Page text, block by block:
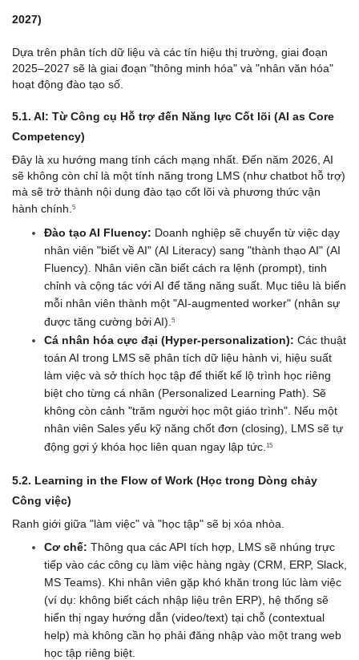
2027)
Dựa trên phân tích dữ liệu và các tín hiệu thị trường, giai đoạn
2025–2027 sẽ là giai đoạn "thông minh hóa" và "nhân văn hóa"
hoạt động đào tạo số.
5.1. AI: Từ Công cụ Hỗ trợ đến Năng lực Cốt lõi (AI as Core
Competency)
Đây là xu hướng mang tính cách mạng nhất. Đến năm 2026, AI
sẽ không còn chỉ là một tính năng trong LMS (như chatbot hỗ trợ)
mà sẽ trở thành nội dung đào tạo cốt lõi và phương thức vận
hành chính. 5
Đào tạo AI Fluency: Doanh nghiệp sẽ chuyển từ việc dạy
nhân viên "biết về AI" (AI Literacy) sang "thành thạo AI" (AI
Fluency). Nhân viên cần biết cách ra lệnh (prompt), tinh
chỉnh và cộng tác với AI để tăng năng suất. Mục tiêu là biến
mỗi nhân viên thành một "AI-augmented worker" (nhân sự
được tăng cường bởi AI). 5
Cá nhân hóa cực đại (Hyper-personalization): Các thuật
toán AI trong LMS sẽ phân tích dữ liệu hành vi, hiệu suất
làm việc và sở thích học tập để thiết kế lộ trình học riêng
biệt cho từng cá nhân (Personalized Learning Path). Sẽ
không còn cảnh "trăm người học một giáo trình". Nếu một
nhân viên Sales yếu kỹ năng chốt đơn (closing), LMS sẽ tự
động gợi ý khóa học liên quan ngay lập tức. 15
5.2. Learning in the Flow of Work (Học trong Dòng chảy
Công việc)
Ranh giới giữa "làm việc" và "học tập" sẽ bị xóa nhòa.
Cơ chế: Thông qua các API tích hợp, LMS sẽ nhúng trực
tiếp vào các công cụ làm việc hàng ngày (CRM, ERP, Slack,
MS Teams). Khi nhân viên gặp khó khăn trong lúc làm việc
(ví dụ: không biết cách nhập liệu trên ERP), hệ thống sẽ
hiển thị ngay hướng dẫn (video/text) tại chỗ (contextual
help) mà không cần họ phải đăng nhập vào một trang web
học tập riêng biệt.